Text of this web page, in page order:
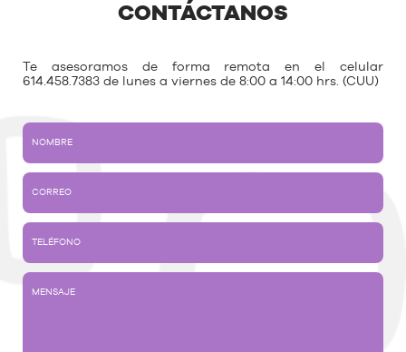
CONTÁCTANOS
Te asesoramos de forma remota en el celular
614.458.7383 de lunes a viernes de 8:00 a 14:00 hrs. (CUU)